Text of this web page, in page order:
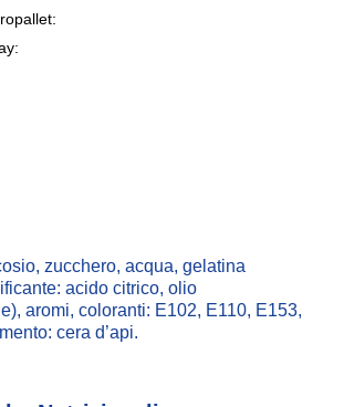
zucchero, acqua, gelatina
acido citrico, olio
aromi, coloranti: E102, E110, E153,
cera d’api.